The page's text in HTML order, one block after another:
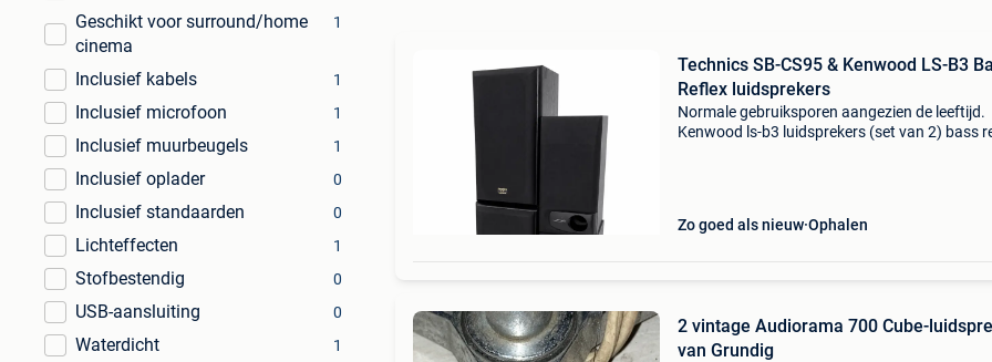
Geschikt voor surround/home
cinema
1
Inclusief kabels 1
Inclusief microfoon 1
Inclusief muurbeugels 1
Inclusief oplader 0
Inclusief standaarden 0
Lichteffecten 1
Stofbestendig 0
USB-aansluiting 0
Waterdicht 1
Technics SB-CS95 & Kenwood LS-B3
Reflex luidsprekers
Normale gebruiksporen aangezien de leeftijd.
Kenwood ls-b3 luidsprekers (set van 2) bass
Zo goed als nieuw Ophalen
2 vintage Audiorama 700 Cube-
van Grundig